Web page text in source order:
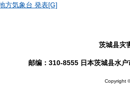
方気象台 発表[G]
茨城县灾
邮编：310-8555 日本茨城县水
Copyright